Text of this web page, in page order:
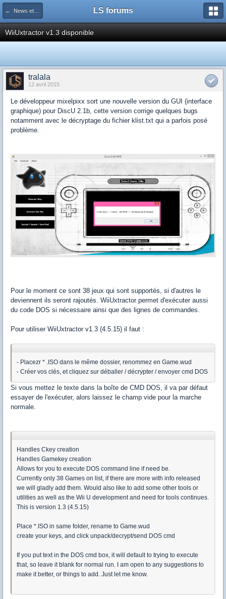
← News et actualités postées sur LS LS forums
WiiUxtractor v1.3 disponible
tralala
12 avril 2015
Le développeur mixelpixx sort une nouvelle version du GUI (interface
graphique) pour DiscU 2.1b, cette version corrige quelques bugs
notamment avec le décryptage du fichier klist.txt qui a parfois posé
problème.
Pour le moment ce sont 38 jeux qui sont supportés, si d'autres le
deviennent ils seront rajoutés. WiiUxtractor permet d'exécuter aussi
du code DOS si nécessaire ainsi que des lignes de commandes.
Pour utiliser WiiUxtractor v1.3 (4.5.15) il faut :
- Placezr * .ISO dans le même dossier, renommez en Game.wud
- Créer vos clés, et cliquez sur déballer / décrypter / envoyer cmd DOS
Si vous mettez le texte dans la boîte de CMD DOS, il va par défaut
essayer de l'exécuter, alors laissez le champ vide pour la marche
normale.
Handles Ckey creation
Handles Gamekey creation
Allows for you to execute DOS command line if need be.
Currently only 38 Games on list, if there are more with info released
we will gladly add them. Would also like to add some other tools or
utilities as well as the Wii U development and need for tools continues.
This is version 1.3 (4.5.15)
Place *.ISO in same folder, rename to Game.wud
create your keys, and click unpack/decrypt/send DOS cmd
If you put text in the DOS cmd box, it will default to trying to execute
that, so leave it blank for normal run. I am open to any suggestions to
make it better, or things to add. Just let me know.